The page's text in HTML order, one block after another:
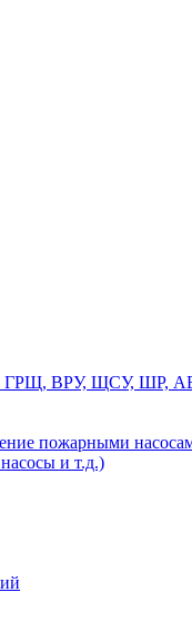
ГРЩ, ВРУ, ЩСУ, ШР,
пожарными
и т.д.)